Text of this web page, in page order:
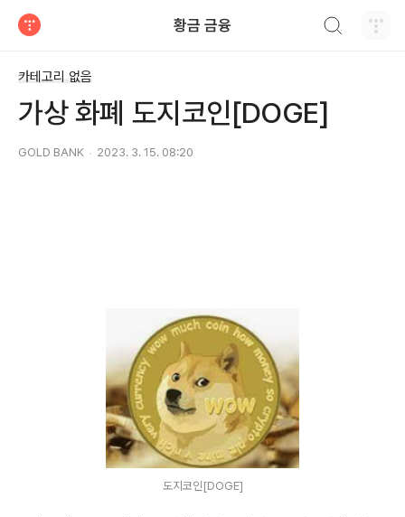
황금 금융
카테고리 없음
가상 화폐 도지코인[DOGE]
GOLD BANK 2023. 3. 15. 08:20
도지코인[DOGE]